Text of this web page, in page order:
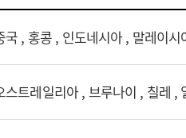
국 , 홍콩 , 인도네시아 , 말레이
스트레일리아 , 브루나이 , 칠레 ,